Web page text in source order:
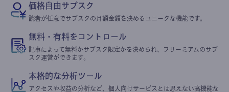
価格自由サブスク
読者が任意でサブスクの月額金額を決めるユニークな機能です。
無料・有料をコントロール
記事によって無料かサブスク限定かを決められ、フリーミアムのサブ
スク運営ができます。
本格的な分析ツール
アクセスや収益の分析など、個人向けサービスとは思えない高機能な